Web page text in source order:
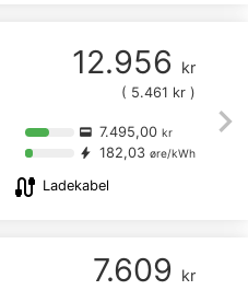
chevron_right
cable Ladekabel
12.956 kr
( 5.461 kr )
credit_card 7.495,00 kr
bolt 182,03 øre/kWh
7.609 kr